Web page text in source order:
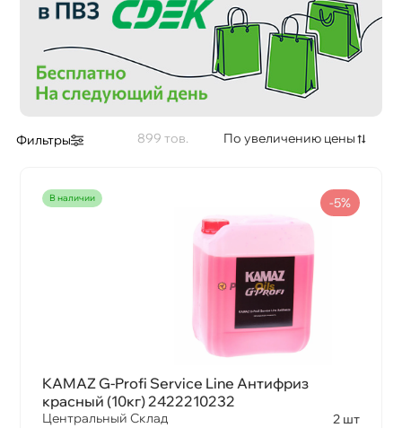
Фильтры 899 По увеличению цены
наличии
KAMAZ G-Profi Service Line Антифриз
красный (10кг) 2422210232
Центральный Склад
2 шт
-5%